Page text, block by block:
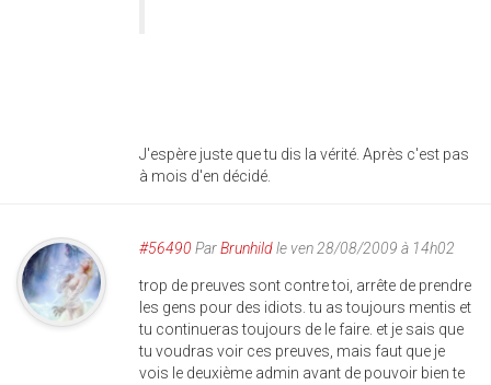
J'espère juste que tu dis la vérité. Après c'est pas
à mois d'en décidé.
#56490 ParBrunhildle ven 28/08/2009 à 14h02
trop de preuves sont contre toi, arrête de prendre
les gens pour des idiots. tu as toujours mentis et
tu continueras toujours de le faire. et je sais que
tu voudras voir ces preuves, mais faut que je
vois le deuxième admin avant de pouvoir bien te